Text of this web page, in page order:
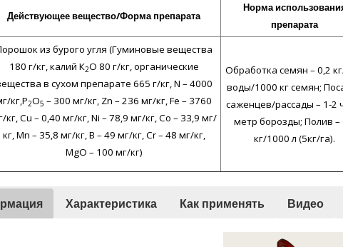
Действующее вещество/Форма препарата
Норма
препарата
из бурого угля (Гуминовые вещества
180 г/кг, калий К2О 80 г/кг, органические
в сухом препарате 665 г/кг, N – 4000
кг,P2O5 – 300 мг/кг, Zn – 236 мг/кг, Fe – 3760
кг, Cu – 0,40 мг/кг, Ni – 78,9 мг/кг, Co – 33,9 мг/
кг, Mn – 35,8 мг/кг, B – 49 мг/кг, Cr – 48 мг/кг,
MgO – 100 мг/кг)
Обработка семян – 0,2
воды/1000 кг семян;
саженцев/рассады – 1-2
метр борозды; Полив –
кг/1000 л (5кг/га).
Характеристика Как применять Видео